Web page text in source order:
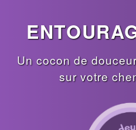
Un cocon de
sur votre